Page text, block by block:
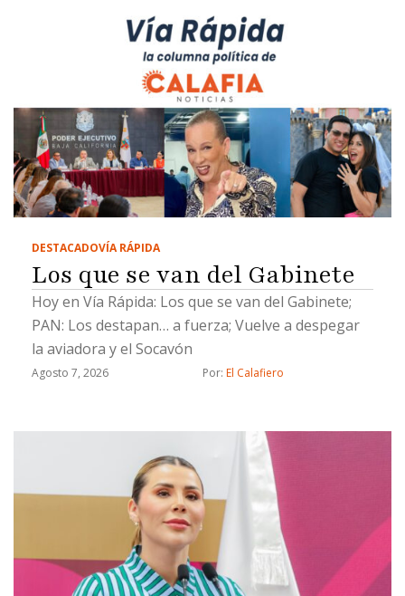
DESTACADOVÍA RÁPIDA
Los que se van del Gabinete
Hoy en Vía Rápida: Los que se van del Gabinete;
PAN: Los destapan… a fuerza; Vuelve a despegar
la aviadora y el Socavón
Agosto 7, 2026 Por: El Calafiero